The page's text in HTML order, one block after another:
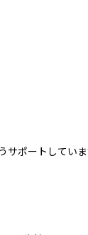
ポートしていま